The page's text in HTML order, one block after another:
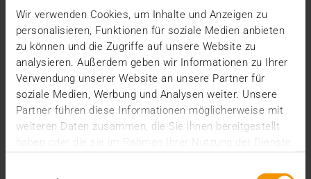
Wir verwenden Cookies, um Inhalte und Anzeigen zu
personalisieren, Funktionen für soziale Medien anbieten
zu können und die Zugriffe auf unsere Website zu
analysieren. Außerdem geben wir Informationen zu Ihrer
Verwendung unserer Website an unsere Partner für
soziale Medien, Werbung und Analysen weiter. Unsere
Partner führen diese Informationen möglicherweise mit
weiteren Daten zusammen, die Sie ihnen bereitgestellt